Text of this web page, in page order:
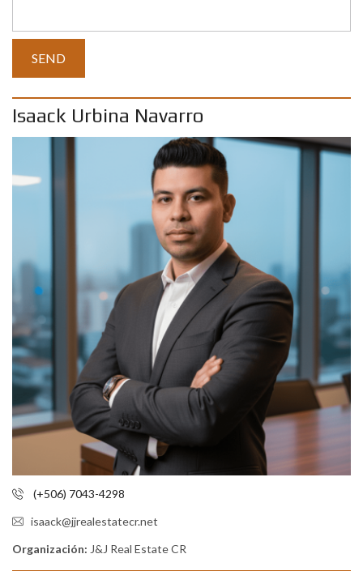
Isaack Urbina Navarro
(+506) 7043-4298
isaack@jjrealestatecr.net
Organización: J&J Real Estate CR